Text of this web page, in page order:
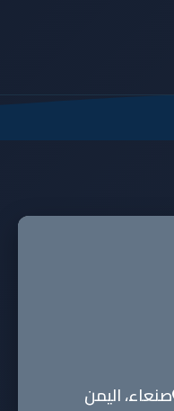
صنعاء، اليمن